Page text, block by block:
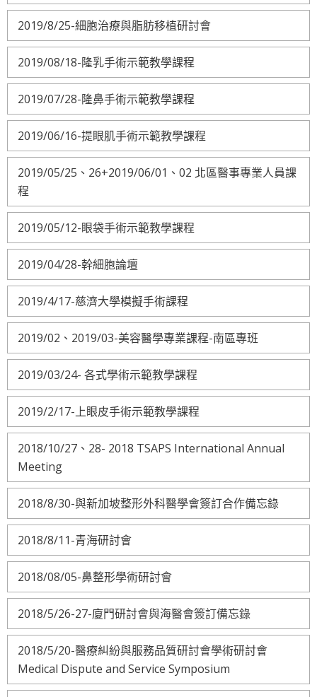
2019/8/25-細胞治療與脂肪移植研討會
2019/08/18-隆乳手術示範教學課程
2019/07/28-隆鼻手術示範教學課程
2019/06/16-提眼肌手術示範教學課程
2019/05/25、26+2019/06/01、02 北區醫事專業人員課
程
2019/05/12-眼袋手術示範教學課程
2019/04/28-幹細胞論壇
2019/4/17-慈濟大學模擬手術課程
2019/02、2019/03-美容醫學專業課程-南區專班
2019/03/24- 各式學術示範教學課程
2019/2/17-上眼皮手術示範教學課程
2018/10/27、28- 2018 TSAPS International Annual
Meeting
2018/8/30-與新加坡整形外科醫學會簽訂合作備忘錄
2018/8/11-青海研討會
2018/08/05-鼻整形學術研討會
2018/5/26-27-廈門研討會與海醫會簽訂備忘錄
2018/5/20-醫療糾紛與服務品質研討會學術研討會
Medical Dispute and Service Symposium